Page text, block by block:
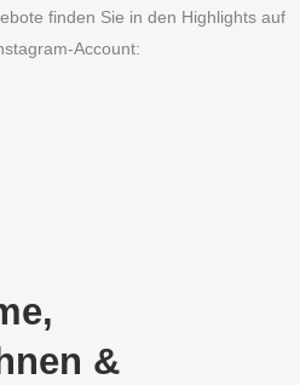
finden Sie in den Highlights auf
Account:
&